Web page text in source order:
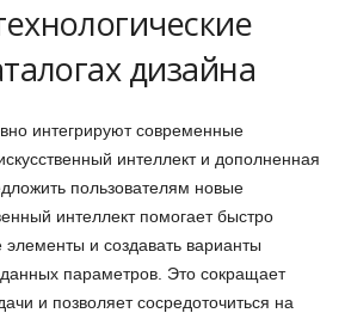
дизайна
интегрируют современные
интеллект и дополненная
пользователям новые
интеллект помогает быстро
элементы и создавать варианты
параметров. Это сокращает
и позволяет сосредоточиться на